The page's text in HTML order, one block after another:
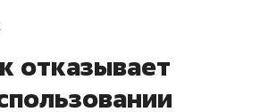
отказывает